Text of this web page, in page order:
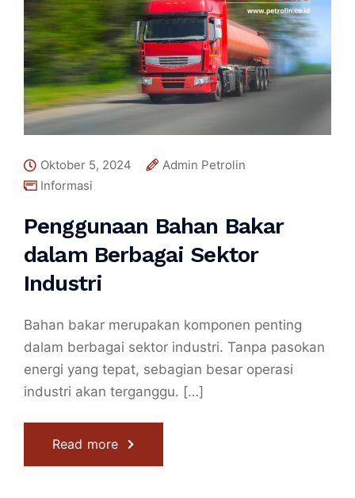
Oktober 5, 2024
Admin Petrolin
Informasi
Penggunaan Bahan Bakar
dalam Berbagai Sektor
Industri
Bahan bakar merupakan komponen penting
dalam berbagai sektor industri. Tanpa pasokan
energi yang tepat, sebagian besar operasi
industri akan terganggu. […]
Read more